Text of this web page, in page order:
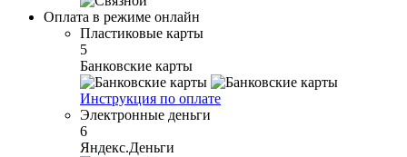
Оплата в режиме онлайн
Пластиковые карты
5
Банковские карты
Инструкция по оплате
Электронные деньги
6
Яндекс.Деньги